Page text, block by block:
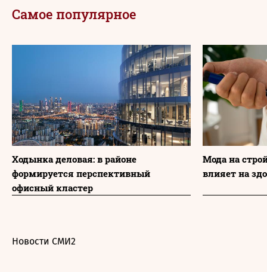
Самое популярное
Ходынка деловая: в районе
формируется перспективный
офисный кластер
Мода на
влияет на
Новости СМИ2